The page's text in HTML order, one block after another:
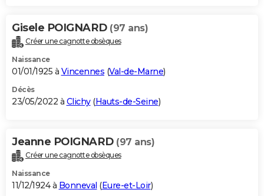
Gisele POIGNARD (97 ans)
Créer une cagnotte obsèques
Naissance
01/01/1925 à Vincennes (Val-de-Marne)
Décès
23/05/2022 à Clichy(Hauts-de-Seine)
Jeanne POIGNARD (97 ans)
Créer une cagnotte obsèques
Naissance
11/12/1924 à Bonneval (Eure-et-Loir)